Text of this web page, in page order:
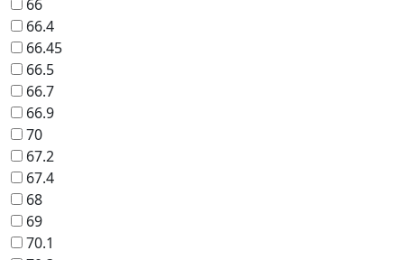
66
66.4
66.45
66.5
66.7
66.9
70
67.2
67.4
68
69
70.1